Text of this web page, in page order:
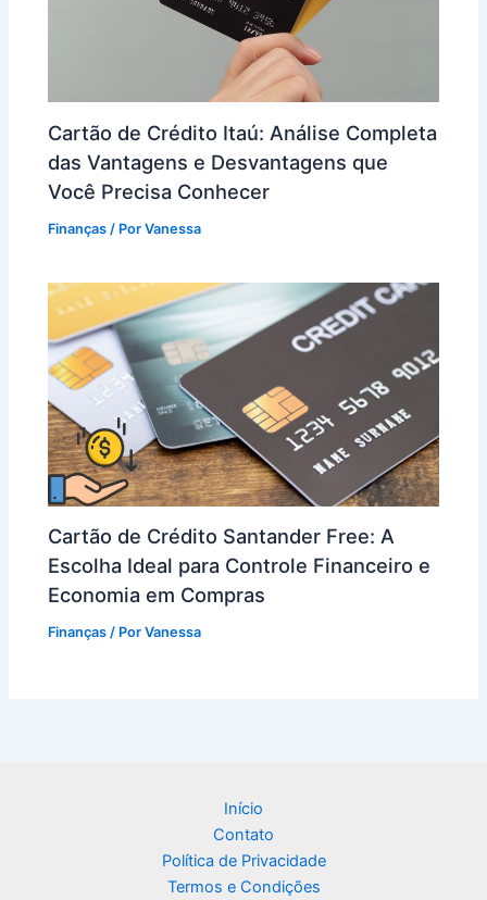
Cartão de Crédito Itaú: Análise Completa
das Vantagens e Desvantagens que
Você Precisa Conhecer
Finanças / PorVanessa
Cartão de Crédito Santander Free: A
Escolha Ideal para Controle Financeiro e
Economia em Compras
Finanças / PorVanessa
Início
Contato
Política de Privacidade
Termos e Condições